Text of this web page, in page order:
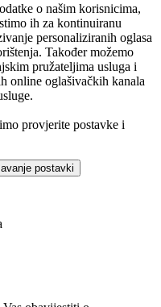
o našim korisnicima,
ih za kontinuiranu
personaliziranih oglasa
Također možemo
pružateljima usluga i
online oglašivačkih kanala
provjerite postavke i
postavki